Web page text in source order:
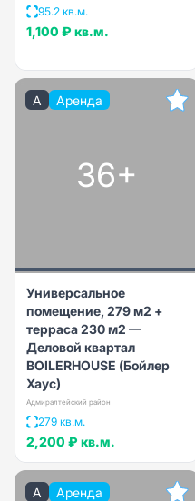
95.2 кв.м.
1,100 ₽ кв.м.
A Аренда
36+
Универсальное
помещение, 279 м2 +
терраса 230 м2 —
Деловой квартал
BOILERHOUSE (Бойлер
Хаус)
Адмиралтейский район
279 кв.м.
2,200 ₽ кв.м.
A Аренда